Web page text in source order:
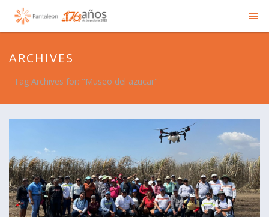
ARCHIVES
Tag Archives for: "Museo del azucar"